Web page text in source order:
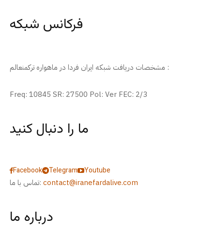
فرکانس شبکه
مشخصات دریافت شبکه ایران فردا در ماهواره ترکمنعالم :
Freq: 10845 SR: 27500 Pol: Ver FEC: 2/3
ما را دنبال کنید
Facebook Telegram
Youtube
تماس با ما: contact@iranefardalive.com
درباره ما